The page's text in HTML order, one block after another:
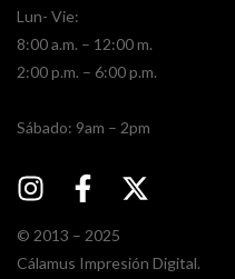
Lun- Vie:
8:00 a.m. – 12:00 m.
2:00 p.m. – 6:00 p.m.
​​Sábado: 9am – 2pm
© 2013 – 2025
Cálamus Impresión Digital.